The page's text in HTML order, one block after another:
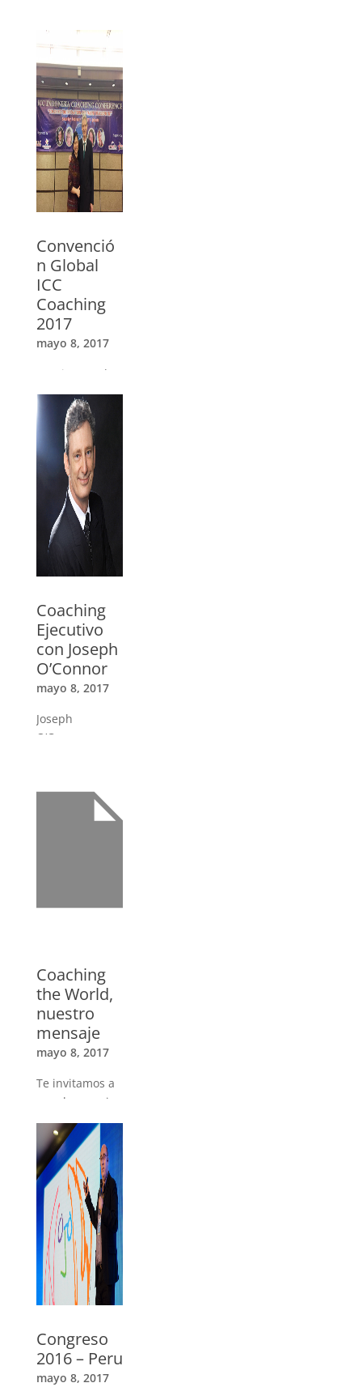
nórdicos.
Convenció
n Global
ICC
Coaching
2017
mayo 8, 2017
Gracias a todos
nuestros
oradores, a los
Trainers de ICC
y a todos los
Coaches que
participaron
Coaching
Ejecutivo
con Joseph
O’Connor
mayo 8, 2017
Joseph
O’Connor
entregando los
entrenamientos
marzo y abril.»
Coaching
the World,
nuestro
mensaje
mayo 8, 2017
Te invitamos a
ver el mensaje
sobre Coaching
the World de
nuestros
Trainers»
Congreso
2016 – Peru
mayo 8, 2017